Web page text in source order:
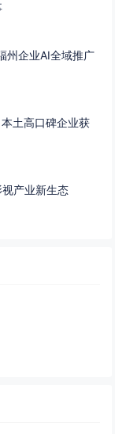
州企业AI全域推广
土高口碑企业获
产业新生态